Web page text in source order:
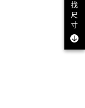
找
尺
寸